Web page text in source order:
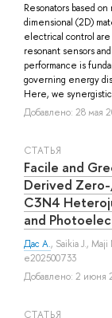
Resonators based
dimensional (2D)
electrical control
resonant sensors
performance is
governing energy
Here, we
Добавлено: 28 мая
СТАТЬЯ
Facile and
Derived
C3N4
and
Дас А., Saikia J., Maji
e202500733
Добавлено: 2 июня
СТАТЬЯ